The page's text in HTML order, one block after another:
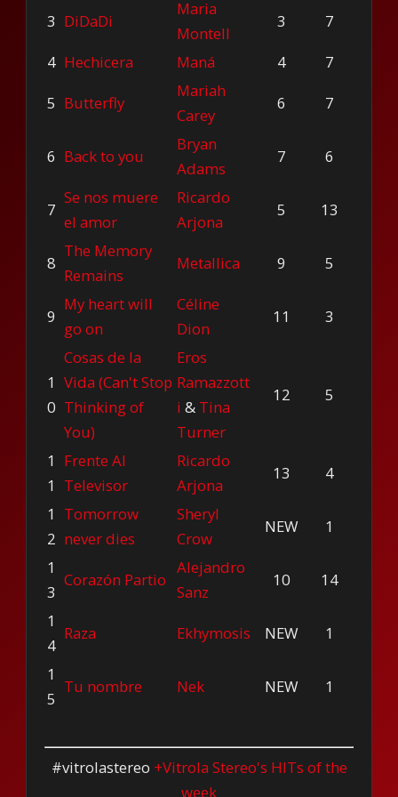
3 DiDaDi
Maria
Montell
3
7
4 Hechicera Maná 4
7
5 Butterfly
Mariah
Carey
6 7
6 Back to you
Bryan
Adams
7 6
7
Se nos muere
el amor
Ricardo
Arjona
5 13
8
The Memory
Remains
Metallica 9 5
9
My heart will
go on
Céline
Dion
11 3
1
0
Cosas de la
Vida (Can't Stop
Thinking of
You)
Eros
Ramazzott
i & Tina
Turner
12 5
1
1
Frente Al
Televisor
Ricardo
Arjona
13
4
1
2
Tomorrow
never dies
Sheryl
Crow
NEW
1
1
3
Corazón Partio
Alejandro
Sanz
10
14
1
4
Raza Ekhymosis NEW
1
1
5
Tu nombre Nek NEW 1
#vitrolastereo +Vitrola Stereo's HITs of the
week